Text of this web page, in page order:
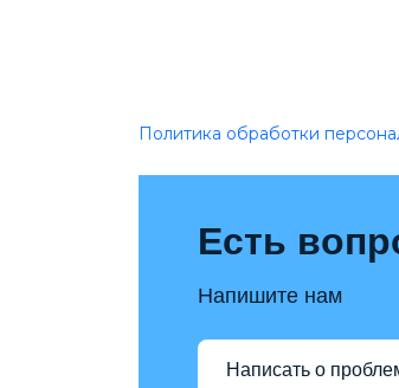
Политика обработки
Есть
Напишите нам
Написать о